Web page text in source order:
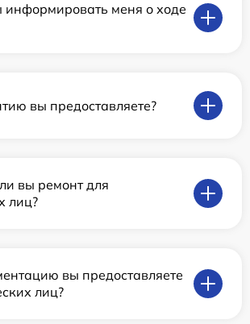
информировать меня о ходе
вы предоставляете?
вы ремонт для
лиц?
вы предоставляете
лиц?